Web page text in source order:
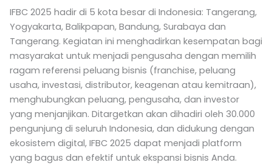
IFBC 2025 hadir di 5 kota besar di Indonesia: Tangerang,
Yogyakarta, Balikpapan, Bandung, Surabaya dan
Tangerang. Kegiatan ini menghadirkan kesempatan bagi
masyarakat untuk menjadi pengusaha dengan memilih
ragam referensi peluang bisnis (franchise, peluang
usaha, investasi, distributor, keagenan atau kemitraan),
menghubungkan peluang, pengusaha, dan investor
yang menjanjikan. Ditargetkan akan dihadiri oleh 30.000
pengunjung di seluruh Indonesia, dan didukung dengan
ekosistem digital, IFBC 2025 dapat menjadi platform
yang bagus dan efektif untuk ekspansi bisnis Anda.